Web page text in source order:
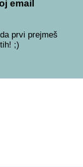
email
prvi prejmeš
;)